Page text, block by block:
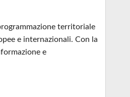
territoriale
e internazionali. Con la
e